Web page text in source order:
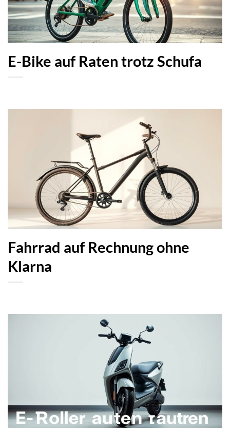
E-Bike auf Raten trotz Schufa
Fahrrad auf Rechnung ohne
Klarna